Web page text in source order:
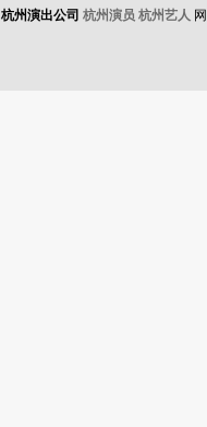
杭州演出公司 杭州演员 杭州艺人